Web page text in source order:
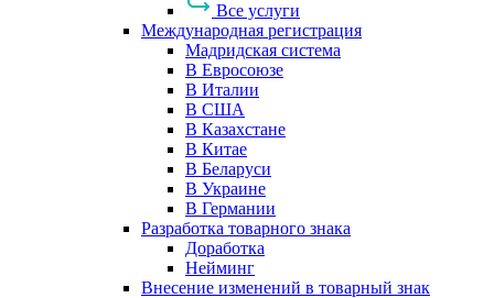
Все услуги
Международная регистрация
Мадридская система
В Евросоюзе
В Италии
В США
В Казахстане
В Китае
В Беларуси
В Украине
В Германии
Разработка товарного знака
Доработка
Нейминг
Внесение изменений в товарный знак